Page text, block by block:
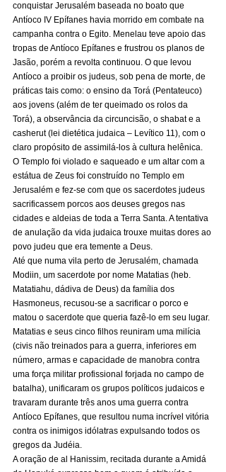
conquistar Jerusalém baseada no boato que
Antíoco IV Epífanes havia morrido em combate na
campanha contra o Egito. Menelau teve apoio das
tropas de Antíoco Epífanes e frustrou os planos de
Jasão, porém a revolta continuou. O que levou
Antíoco a proibir os judeus, sob pena de morte, de
práticas tais como: o ensino da Torá (Pentateuco)
aos jovens (além de ter queimado os rolos da
Torá), a observância da circuncisão, o shabat e a
casherut (lei dietética judaica – Levítico 11), com o
claro propósito de assimilá-los à cultura helênica.
O Templo foi violado e saqueado e um altar com a
estátua de Zeus foi construído no Templo em
Jerusalém e fez-se com que os sacerdotes judeus
sacrificassem porcos aos deuses gregos nas
cidades e aldeias de toda a Terra Santa. A tentativa
de anulação da vida judaica trouxe muitas dores ao
povo judeu que era temente a Deus.
Até que numa vila perto de Jerusalém, chamada
Modiin, um sacerdote por nome Matatias (heb.
Matatiahu, dádiva de Deus) da família dos
Hasmoneus, recusou-se a sacrificar o porco e
matou o sacerdote que queria fazê-lo em seu lugar.
Matatias e seus cinco filhos reuniram uma milícia
(civis não treinados para a guerra, inferiores em
número, armas e capacidade de manobra contra
uma força militar profissional forjada no campo de
batalha), unificaram os grupos políticos judaicos e
travaram durante três anos uma guerra contra
Antíoco Epífanes, que resultou numa incrível vitória
contra os inimigos idólatras expulsando todos os
gregos da Judéia.
A oração de al Hanissim, recitada durante a Amidá